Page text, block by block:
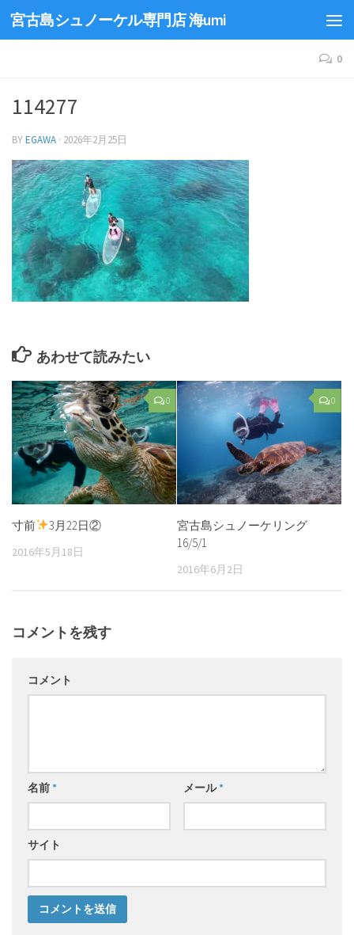
宮古島シュノーケル専門店 海umi
0
114277
BYEGAWA · 2026年2月25日
あわせて読みたい
0
寸前 3月22日②
2016年5月18日
0
宮古島シュノーケリング
16/5/1
2016年6月2日
コメントを残す
コメント
名前* メール*
サイト